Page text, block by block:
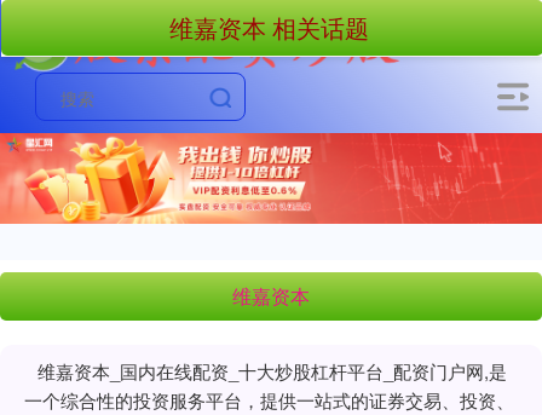
维嘉资本
维嘉资本_国内在线配资_十大炒股杠杆平台_配资门户网,是
一个综合性的投资服务平台，提供一站式的证券交易、投资、
维嘉资本 相关话题